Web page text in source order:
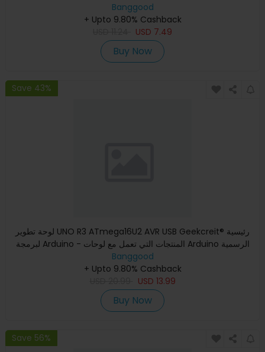
Banggood
+ Upto 9.80% Cashback
USD 7.49
Buy Now
Save 43%
لوحة تطوير UNO R3 ATmega16U2 AVR USB Geekcreit® رئيسية
لبرمجة Arduino - المنتجات التي تعمل مع لوحات Arduino الرسمية
Banggood
+ Upto 9.80% Cashback
USD 13.99
Buy Now
Save 56%